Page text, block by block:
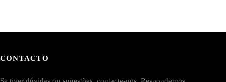
CONTACTO